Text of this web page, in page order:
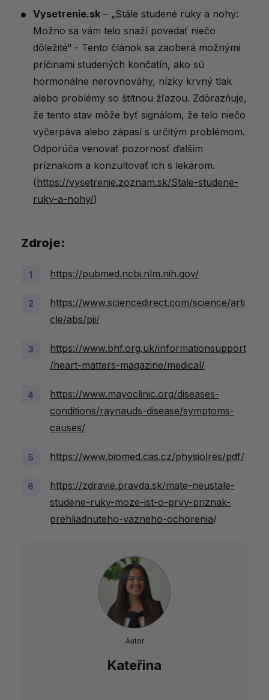
Vysetrenie.sk – „Stále studené ruky a nohy:
Možno sa vám telo snaží povedať niečo
dôležité“ - Tento článok sa zaoberá možnými
príčinami studených končatín, ako sú
hormonálne nerovnováhy, nízky krvný tlak
alebo problémy so štítnou žľazou. Zdôrazňuje,
že tento stav môže byť signálom, že telo niečo
vyčerpáva alebo zápasí s určitým problémom.
Odporúča venovať pozornosť ďalším
príznakom a konzultovať ich s lekárom.
(https://vysetrenie.zoznam.sk/Stale-studene-
ruky-a-nohy/)
Zdroje:
https://pubmed.ncbi.nlm.nih.gov/
https://www.sciencedirect.com/science/arti
cle/abs/pii/
https://www.bhf.org.uk/informationsupport
/heart-matters-magazine/medical/
https://www.mayoclinic.org/diseases-
conditions/raynauds-disease/symptoms-
causes/
https://www.biomed.cas.cz/physiolres/pdf/
https://zdravie.pravda.sk/mate-neustale-
studene-ruky-moze-ist-o-prvy-priznak-
prehliadnuteho-vazneho-ochorenia/
Autor
Kateřina